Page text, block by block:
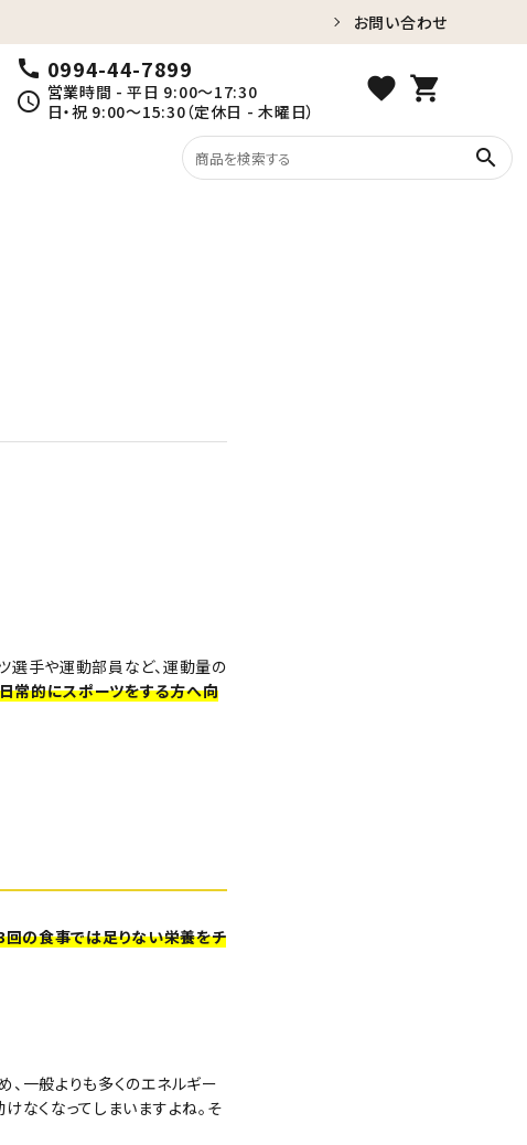
お問い合わせ
call 0994-44-7899
schedule 営業時間 - 平日 9:00～17:30
日・祝 9:00～15:30（定休日 - 木曜日）
favorite shopping_cart
search
選手や運動部員など、運動量の
日常的にスポーツをする方へ向
回の食事では足りない栄養をチ
一般よりも多くのエネルギー
なくなってしまいますよね。そ